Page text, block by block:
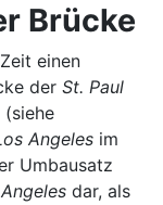
Brücke
einen
der St. Paul
Angeles im
Umbausatz
dar, als